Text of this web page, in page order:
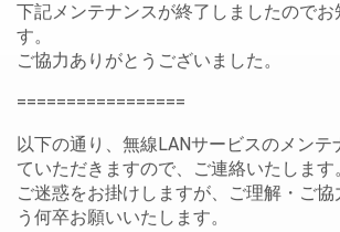
下記メンテナンスが終了しましたのでお
す。
ご協力ありがとうございました。
=================
以下の通り、無線LANサービスのメンテ
ていただきますので、ご連絡いたします
ご迷惑をお掛けしますが、ご理解・ご協
う何卒お願いいたします。